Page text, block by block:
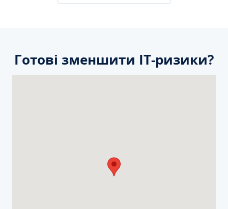
Готові зменшити ІТ-ризики?